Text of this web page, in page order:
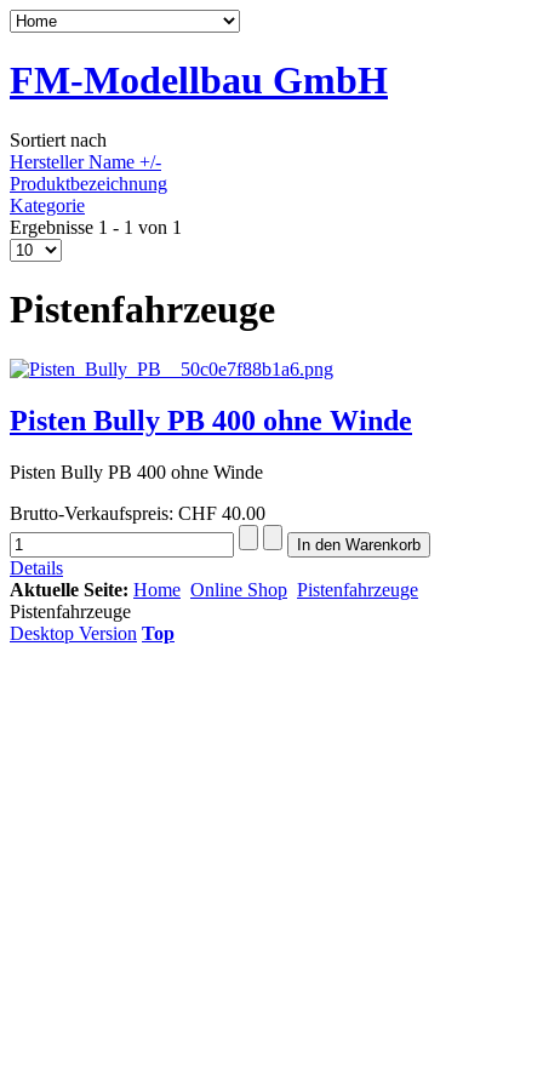
FM-Modellbau GmbH
Sortiert nach
Hersteller Name +/-
Produktbezeichnung
Kategorie
Ergebnisse 1 - 1 von 1
Pistenfahrzeuge
Pisten Bully PB 400 ohne Winde
Pisten Bully PB 400 ohne Winde
Brutto-Verkaufspreis: CHF 40.00
Details
Aktuelle Seite: Home Online Shop Pistenfahrzeuge
Pistenfahrzeuge
Desktop Version Top